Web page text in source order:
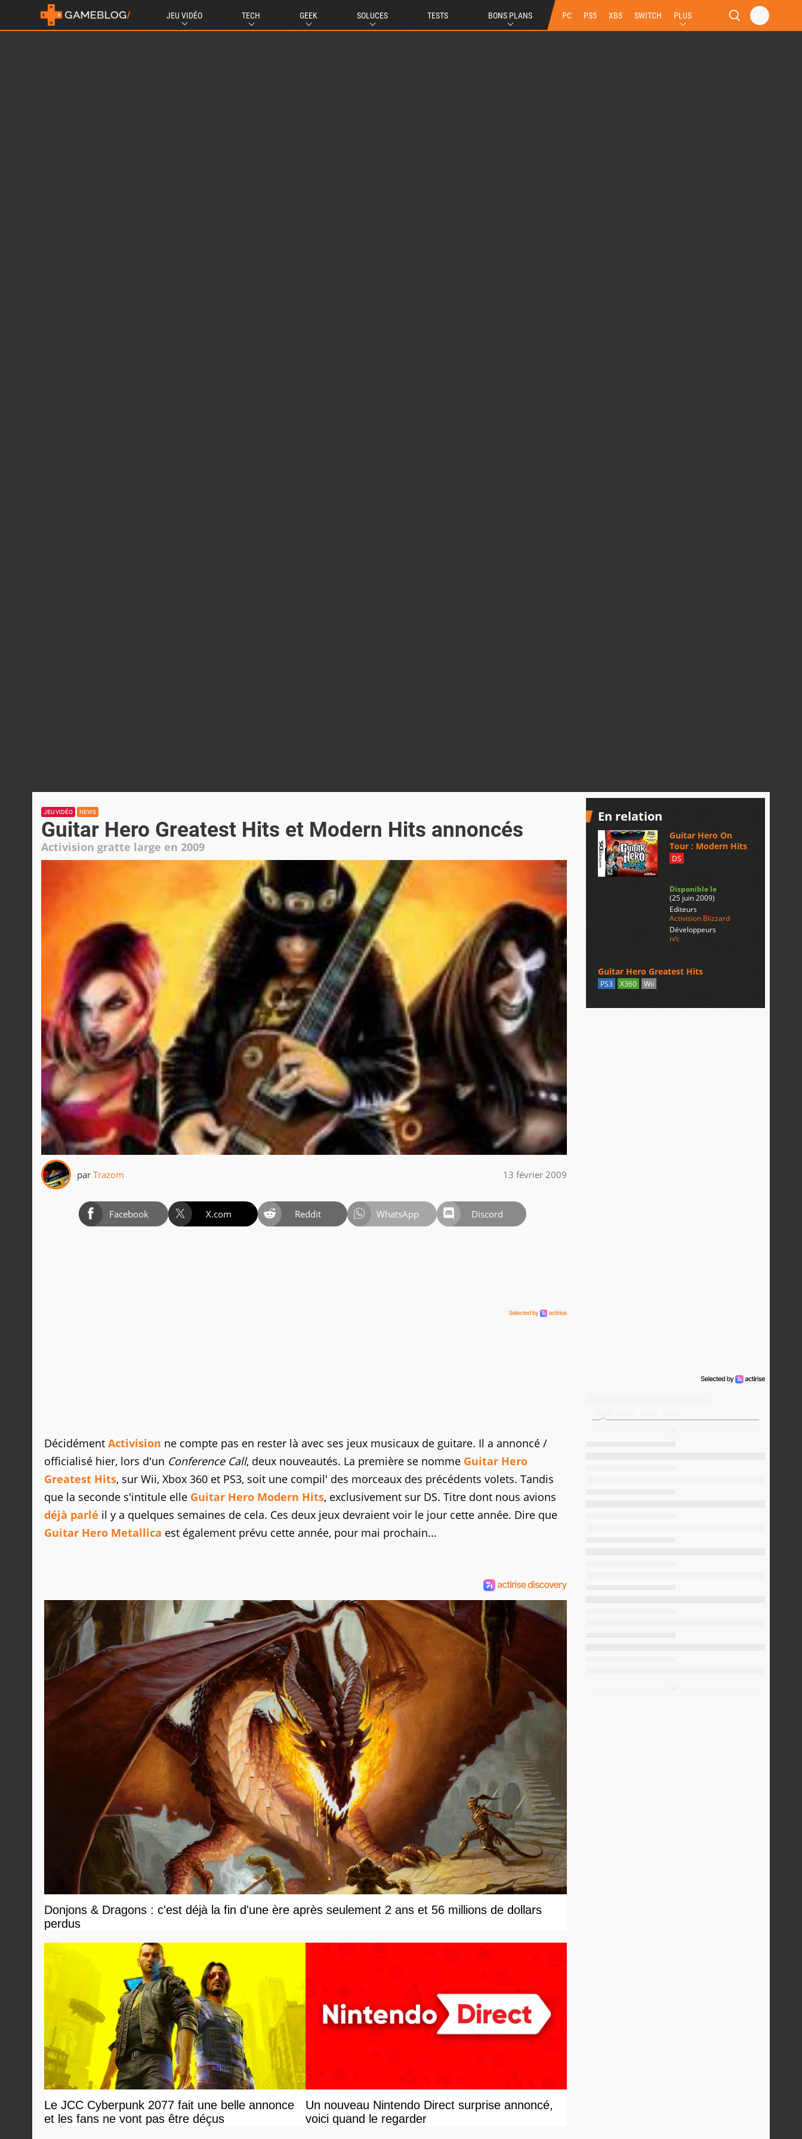
JEU VIDÉO TECH GEEK SOLUCES TESTS BONS PLANS PC PS5 XBS SWITCH PLUS
JEU VIDÉO NEWS
Guitar Hero Greatest Hits et Modern Hits annoncés
Activision gratte large en 2009
par Trazom 13 février 2009
Facebook X.com Reddit WhatsApp Discord
Décidément Activision ne compte pas en rester là avec ses jeux musicaux de guitare. Il a annoncé /
officialisé hier, lors d'un Conference Call, deux nouveautés. La première se nomme Guitar Hero
Greatest Hits, sur Wii, Xbox 360 et PS3, soit une compil' des morceaux des précédents volets. Tandis
que la seconde s'intitule elle Guitar Hero Modern Hits, exclusivement sur DS. Titre dont nous avions
déjà parlé il y a quelques semaines de cela. Ces deux jeux devraient voir le jour cette année. Dire que
Guitar Hero Metallica est également prévu cette année, pour mai prochain...
Donjons & Dragons : c'est déjà la fin d'une ère après seulement 2 ans et 56 millions de dollars
perdus
Le JCC Cyberpunk 2077 fait une belle annonce
et les fans ne vont pas être déçus
Un nouveau Nintendo Direct surprise annoncé,
voici quand le regarder
En relation
Guitar Hero On
Tour : Modern Hits
DS
Disponible le
(25 juin 2009)
Editeurs
Activision Blizzard
Développeurs
n/c
Guitar Hero Greatest Hits
PS3 X360 Wii